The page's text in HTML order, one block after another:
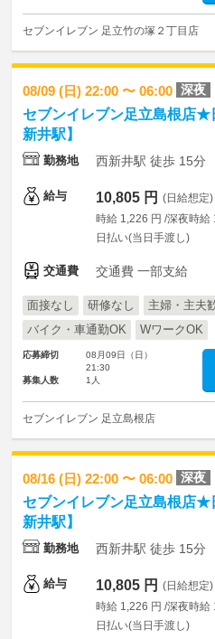
セブンイレブン 足立竹の塚２丁目店
08/09 (日) 22:00 〜 06:00 深夜
セブンイレブン足立島根店★
新井駅】
勤務地 西新井駅 徒歩 15分
給与 10,805 円 (日給想定)
時給 1,226 円 /深夜時給
日払い(当日手渡し)
交通費 交通費 一部支給
面接なし 研修なし 主婦・主夫
バイク・車通勤OK
WワークOK
応募締切
08月09日（日）
21:30
募集人数
1人
セブンイレブン 足立島根店
08/16 (日) 22:00 〜 06:00 深夜
セブンイレブン足立島根店★
新井駅】
勤務地 西新井駅 徒歩 15分
給与 10,805 円 (日給想定)
時給 1,226 円 /深夜時給
日払い(当日手渡し)